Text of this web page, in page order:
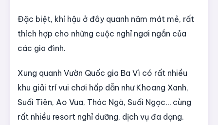
Đặc biệt, khí hậu ở đây quanh năm mát mẻ, rất
thích hợp cho những cuộc nghỉ ngơi ngắn của
các gia đình.
Xung quanh Vườn Quốc gia Ba Vì có rất nhiều
khu giải trí vui chơi hấp dẫn như Khoang Xanh,
Suối Tiên, Ao Vua, Thác Ngà, Suối Ngọc… cùng
rất nhiều resort nghỉ dưỡng, dịch vụ đa dạng.